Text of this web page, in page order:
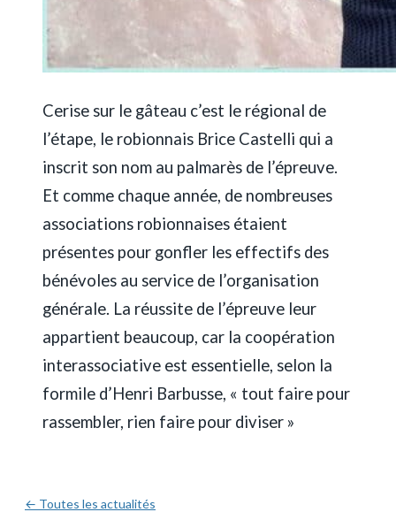
Cerise sur le gâteau c’est le régional de
l’étape, le robionnais Brice Castelli qui a
inscrit son nom au palmarès de l’épreuve.
Et comme chaque année, de nombreuses
associations robionnaises étaient
présentes pour gonfler les effectifs des
bénévoles au service de l’organisation
générale. La réussite de l’épreuve leur
appartient beaucoup, car la coopération
interassociative est essentielle, selon la
formile d’Henri Barbusse, « tout faire pour
rassembler, rien faire pour diviser »
← Toutes les actualités